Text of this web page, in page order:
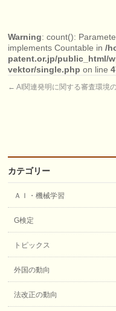
Warning: count():
implements Countable in/
patent.or.jp/public_html/
vektor/single.php on line
← AI関連発明に関する審査環境
カテゴリー
ＡＩ・機械学習
G検定
トピックス
外国の動向
法改正の動向